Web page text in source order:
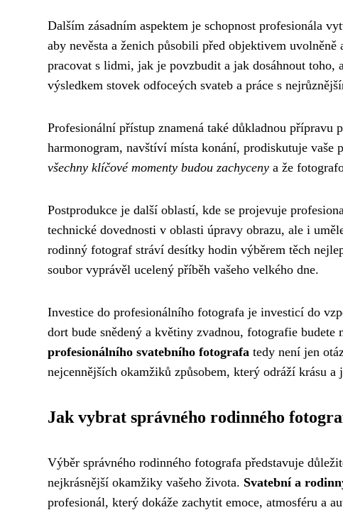
Dalším zásadním aspektem je schopnost profesionála
aby nevěsta a ženich působili před objektivem uvolněně
pracovat s lidmi, jak je povzbudit a jak dosáhnout
výsledkem stovek odfoceých svateb a práce s
Profesionální přístup znamená také důkladnou
harmonogram, navštíví místa konání, prodiskutuje vaše
všechny klíčové momenty budou zachyceny a že
Postprodukce je další oblastí, kde se projevuje
technické dovednosti v oblasti úpravy obrazu, ale i
rodinný fotograf stráví desítky hodin výběrem těch
soubor vyprávěl ucelený příběh vašeho velkého dne.
Investice do profesionálního fotografa je investicí do
dort bude snědený a květiny zvadnou, fotografie
profesionálního svatebního fotografa tedy není jen
nejcennějších okamžiků způsobem, který odráží krásu a
Jak vybrat správného rodinného
Výběr správného rodinného fotografa představuje
nejkrásnější okamžiky vašeho života. Svatební a
profesionál, který dokáže zachytit emoce, atmosféru a